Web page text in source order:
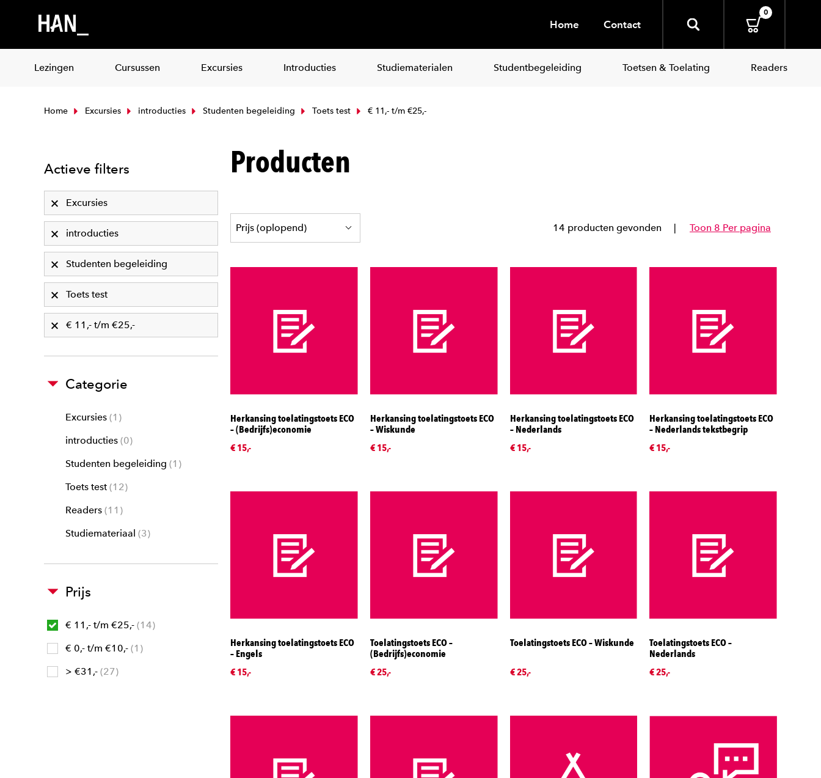
Home Contact
0
Lezingen Cursussen Excursies Introducties Studiematerialen Studentbegeleiding Toetsen & Toelating Readers
Home Excursies introducties Studenten begeleiding Toets test € 11,- t/m €25,-
Actieve filters
Excursies
introducties
Studenten begeleiding
Toets test
€ 11,- t/m €25,-
Categorie
Excursies 1
introducties 0
Studenten begeleiding
1
Toets test 12
Readers 11
Studiemateriaal 3
Prijs
€ 11,- t/m €25,- 14
€ 0,- t/m €10,- 1
> €31,- 27
Producten
14 producten gevonden Toon 8 Per pagina
Herkansing toelatingstoets ECO
– (Bedrijfs)economie
€ 15,-
Herkansing toelatingstoets ECO
– Wiskunde
€ 15,-
Herkansing toelatingstoets ECO
– Nederlands
€ 15,-
Herkansing toelatingstoets ECO
– Nederlands tekstbegrip
€ 15,-
Herkansing toelatingstoets ECO
– Engels
€ 15,-
Toelatingstoets ECO –
(Bedrijfs)economie
€ 25,-
Toelatingstoets ECO – Wiskunde
€ 25,-
Toelatingstoets ECO –
Nederlands
€ 25,-